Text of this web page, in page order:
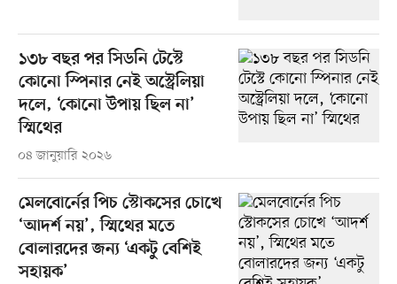
১৩৮ বছর পর সিডনি টেস্টে
কোনো স্পিনার নেই অস্ট্রেলিয়া
দলে, ‘কোনো উপায় ছিল না’
স্মিথের
০৪ জানুয়ারি ২০২৬
মেলবোর্নের পিচ স্টোকসের চোখে
‘আদর্শ নয়’, স্মিথের মতে
বোলারদের জন্য ‘একটু বেশিই
সহায়ক’